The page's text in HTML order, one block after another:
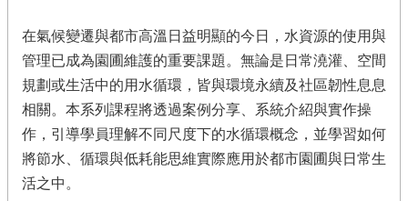
多
體
海
芋･
繡
球･
竹
在氣候變遷與都市高溫日益明顯的今日，水資源的使用與
管理已成為園圃維護的重要課題。無論是日常澆灌、空間
規劃或生活中的用水循環，皆與環境永續及社區韌性息息
相關。本系列課程將透過案例分享、系統介紹與實作操
作，引導學員理解不同尺度下的水循環概念，並學習如何
將節水、循環與低耗能思維實際應用於都市園圃與日常生
活之中。